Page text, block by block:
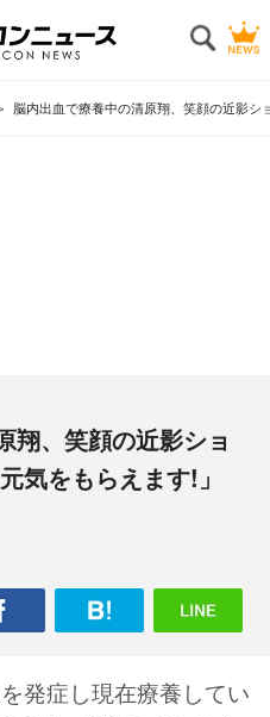
脳内出血で療養中の清原翔、笑顔の近影
翔、笑顔の近影ショ
気をもらえます!」
発症し現在療養してい